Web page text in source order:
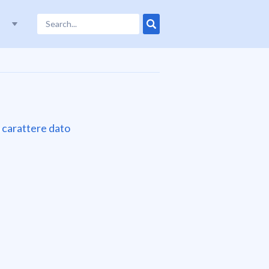
carattere dato